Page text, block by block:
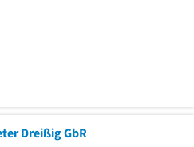
Dreißig GbR